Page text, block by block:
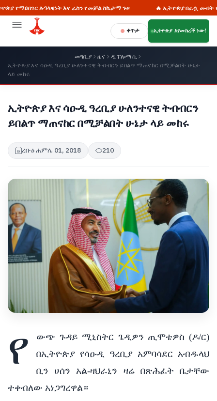
ሉዓላዊነት እና ራስን የመቻል ስኬታማ ጉዞ 🔥 ኢትዮጵያ በራሷ መብት የፈቃድ
ቀጥታ ኢትዮጵያ እየመከረች ነው!
መግቢያ ዜና
ዲፕሎማሲ
ኢትዮጵያ እና ሳዑዲ ዓረቢያ ሁለንተናዊ ትብብርን ይበልጥ ማጠናከር በሚቻልበት ሁኔታ
ላይ መከሩ
ኢትዮጵያ እና ሳዑዲ ዓረቢያ ሁለንተናዊ ትብብርን
ይበልጥ ማጠናከር በሚቻልበት ሁኔታ ላይ መከሩ
ረቡዕ ሐምሌ 01, 2018 210
የ
ውጭ ጉዳይ ሚኒስትር ጌዲዎን ጢሞቴዎስ (ዶ/ር)
በኢትዮጵያ የሳዑዲ ዓረቢያ አምባሳደር አብዱላህ
ቢን ሀሰን አል-ዛህራኒን ዛሬ በጽሕፈት ቤታቸው
ተቀብለው አነጋግረዋል።